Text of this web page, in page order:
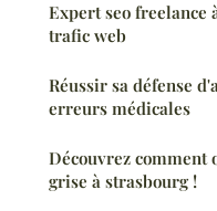
Expert seo freelance
trafic web
Réussir sa défense
erreurs médicales
Découvrez comment
grise à strasbourg !